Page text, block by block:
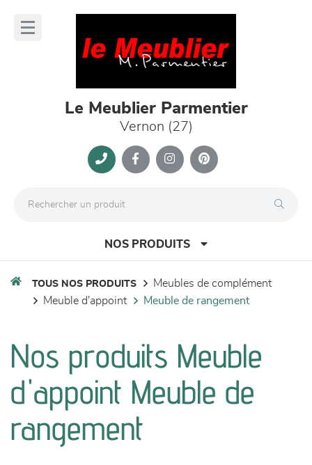
Le Meublier Parmentier
Vernon (27)
NOS PRODUITS
séjours
meubles de complément
chambres et dressing
TOUS NOS PRODUITS
meubles de complément
meuble d'appoint
meuble de rangement
Nos produits Meuble
d'appoint Meuble de
rangement